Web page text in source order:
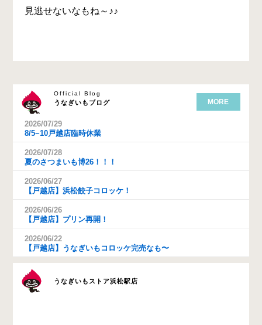
見逃せないなもね～♪♪
うなぎいもブログ
Official Blog
MORE
2026/07/29
8/5~10戸越店臨時休業
2026/07/28
夏のさつまいも博26！！！
2026/06/27
【戸越店】浜松餃子コロッケ！
2026/06/26
【戸越店】プリン再開！
2026/06/22
【戸越店】うなぎいもコロッケ完売なも〜
うなぎいもストア浜松駅店